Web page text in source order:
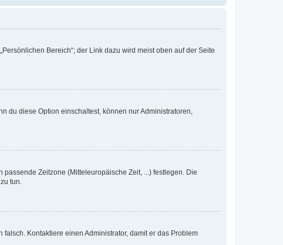
Bereich“; der Link dazu wird meist oben auf der Seite
du diese Option einschaltest, können nur Administratoren,
Zeitzone (Mitteleuropäische Zeit, ...) festlegen. Die
tun.
Kontaktiere einen Administrator, damit er das Problem